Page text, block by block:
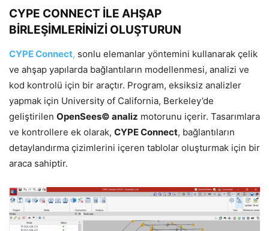
CYPE CONNECT İLE AHŞAP
BİRLEŞİMLERİNİZİ OLUŞTURUN
CYPE Connect, sonlu elemanlar yöntemini kullanarak çelik
ve ahşap yapılarda bağlantıların modellenmesi, analizi ve
kod kontrolü için bir araçtır. Program, eksiksiz analizler
yapmak için University of California, Berkeley’de
geliştirilen OpenSees© analiz motorunu içerir. Tasarımlara
ve kontrollere ek olarak, CYPE Connect, bağlantıların
detaylandırma çizimlerini içeren tablolar oluşturmak için bir
araca sahiptir.